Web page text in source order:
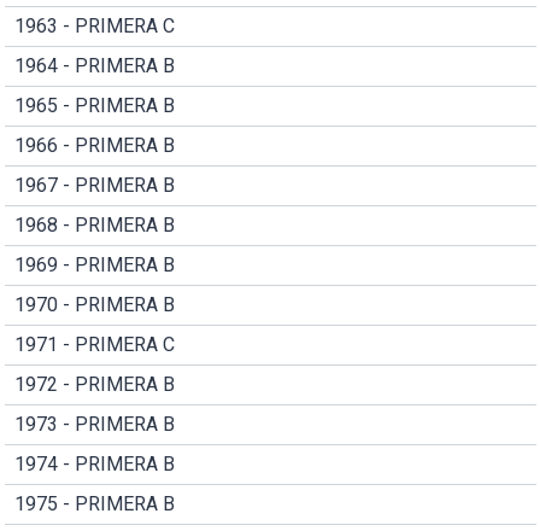
1963 - PRIMERA C
1964 - PRIMERA B
1965 - PRIMERA B
1966 - PRIMERA B
1967 - PRIMERA B
1968 - PRIMERA B
1969 - PRIMERA B
1970 - PRIMERA B
1971 - PRIMERA C
1972 - PRIMERA B
1973 - PRIMERA B
1974 - PRIMERA B
1975 - PRIMERA B